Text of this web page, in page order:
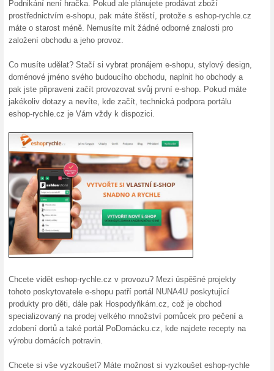
Aktuální slevy a
Plně vybavený on-
100% fungovalo
Jediné, co potřebujete pro
odhodlání pustit se do
ESHOPRYCHLE. Bližší info
Bezplatný upgrade
100% fungovalo
Akce